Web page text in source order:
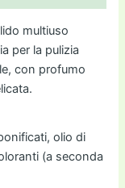
multiuso
per la pulizia
con profumo
olio di
(a seconda